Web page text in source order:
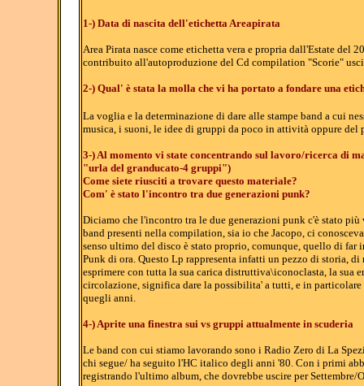
1-) Data di nascita dell'etichetta Areapirata
Area Pirata nasce come etichetta vera e propria dall'Estate del
contribuito all'autoproduzione del Cd compilation "Scorie"
2-) Qual' è stata la molla che vi ha portato a fondare una
La voglia e la determinazione di dare alle stampe band a cui
musica, i suoni, le idee di gruppi da poco in attività oppure del
3-) Al momento vi state concentrando sul lavoro/ricerca di
"urla del granducato-4 gruppi")
Come siete riusciti a trovare questo materiale?
Com' è stato l'incontro tra due generazioni punk?
Diciamo che l'incontro tra le due generazioni punk c'è stato
band presenti nella compilation, sia io che Jacopo, ci
senso ultimo del disco è stato proprio, comunque, quello di
Punk di ora. Questo Lp rappresenta infatti un pezzo di storia,
esprimere con tutta la sua carica distruttiva\iconoclasta, la
circolazione, significa dare la possibilita' a tutti, e in
quegli anni.
4-) Aprite una finestra sui vs gruppi attualmente in scuderia
Le band con cui stiamo lavorando sono i Radio Zero di La
chi segue/ ha seguito l'HC italico degli anni '80. Con i primi
registrando l'ultimo album, che dovrebbe uscire per Settembre/